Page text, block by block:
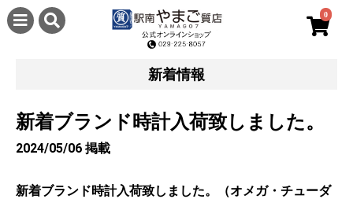
0
新着情報
新着ブランド時計入荷致しました。
2024/05/06 掲載
新着ブランド時計入荷致しました。（オメガ・チューダ